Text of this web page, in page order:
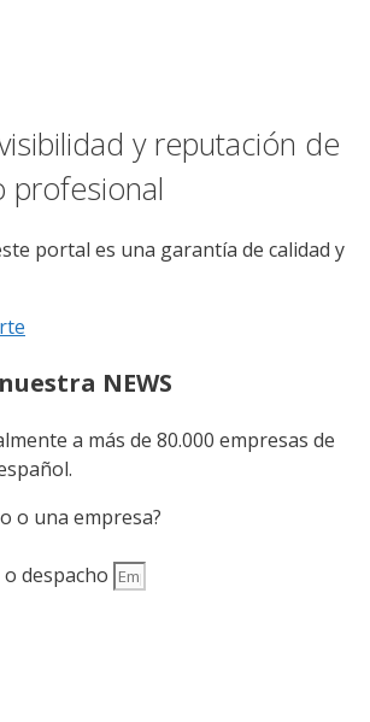
y reputación de
profesional
portal es una garantía de calidad y
NEWS
a más de 80.000 empresas de
o una empresa?
despacho